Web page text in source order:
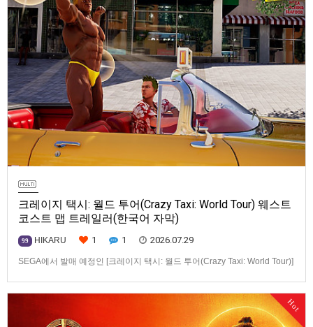
크레이지 택시: 월드 투어(Crazy Taxi: World Tour) 웨스트
코스트 맵 트레일러(한국어 자막)
99 HIKARU 1 1 2026.07.29
SEGA에서 발매 예정인 [크레이지 택시: 월드 투어(Crazy Taxi: World Tour)]
Hot